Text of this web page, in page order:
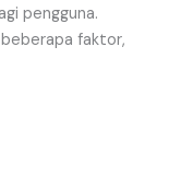
pengguna.
faktor,